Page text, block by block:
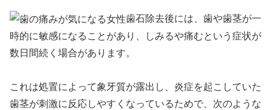
歯石除去後には、歯や歯茎が一
時的に敏感になることがあり、しみるや痛むという症状が
数日間続く場合があります。
これは処置によって象牙質が露出し、炎症を起こしていた
歯茎が刺激に反応しやすくなっているためで、次のような